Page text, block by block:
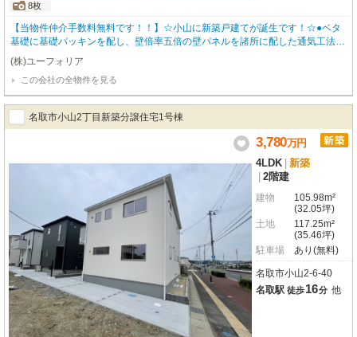
8枚
【当物件仲介手数料無料です！！】☆小山に新築戸建てが誕生です！☆●ベタ
基礎に基礎パッキンを配し、壁倍率五倍の壁パネルを諸所に配した通気工法で
着工あら完成まで第三者機関による計四回の検査を通過した物件のみ引き渡し
ている為地震に強い家です●住宅性能表示制度最高等級取得（設計住宅性能評
価＋建設住宅性能評価）、長期優良住宅認定物件（耐震、省エネ性等高い）、
フラット35適合証明書あり
(株)ユーフォリア
この会社の全物件を見る
名取市小山2丁目新築分譲住宅1号棟
3,780万円
4LDK 新築
2階建
建物
105.98m²
(32.05坪)
土地
117.25m²
(35.46坪)
駐車場
あり(無料)
名取市小山2-6-40
名取駅 徒歩16分 他